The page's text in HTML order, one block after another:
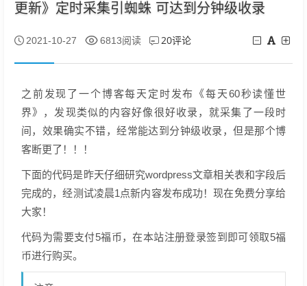
更新》定时采集引蜘蛛 可达到分钟级收录
2021-10-27 6813阅读 20评论
之前发现了一个博客每天定时发布《每天60秒读懂世
界》，发现类似的内容好像很好收录，就采集了一段时
间，效果确实不错，经常能达到分钟级收录，但是那个博
客断更了！！！
下面的代码是昨天仔细研究wordpress文章相关表和字段后
完成的，经测试凌晨1点新内容发布成功！现在免费分享给
大家！
代码为需要支付5福币，在本站注册登录签到即可领取5福
币进行购买。